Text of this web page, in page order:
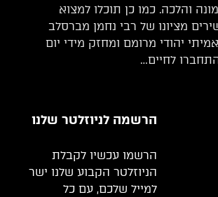
והלכה. כמו כן תוכלו למצוא
מציונו של רבי נחמן מברסלב
יהודי מרומם ומחזק מידי יום
לחיים…
הרשמה לניוזלטר שלנו
הרשמו עכשיו לקבלת
הניוזלטר הקבוע שלנו ישר
למייל שלכם, עם כל